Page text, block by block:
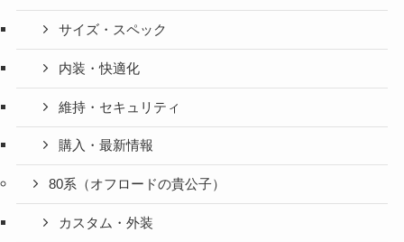
サイズ・スペック
内装・快適化
維持・セキュリティ
購入・最新情報
80系（オフロードの貴公子）
カスタム・外装